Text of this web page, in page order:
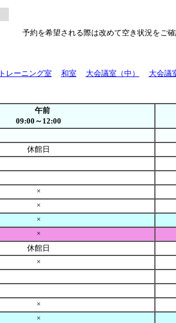
予約を希望される際は改めて空き状況をご
トレーニング室 和室 大会議室（中） 大会議
午前
09:00～12:00
休館日
×
×
×
×
休館日
×
×
×